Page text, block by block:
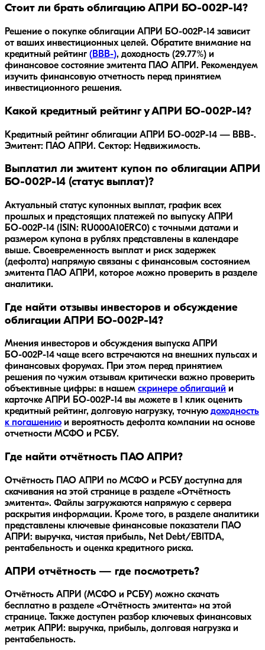
Стоит ли брать облигацию АПРИ БО-002Р-14?
Решение о покупке облигации АПРИ БО-002Р-14 зависит
от ваших инвестиционных целей. Обратите внимание на
кредитный рейтинг ( BBB-), доходность (29.77%) и
финансовое состояние эмитента ПАО АПРИ. Рекомендуем
изучить финансовую отчетность перед принятием
инвестиционного решения.
Какой кредитный рейтинг у АПРИ БО-002Р-14?
Кредитный рейтинг облигации АПРИ БО-002Р-14 — BBB-.
Эмитент: ПАО АПРИ. Сектор: Недвижимость.
Выплатил ли эмитент купон по облигации АПРИ
БО-002Р-14 (статус выплат)?
Актуальный статус купонных выплат, график всех
прошлых и предстоящих платежей по выпуску АПРИ
БО-002Р-14 (ISIN: RU000A10ERC0) с точными датами и
размером купона в рублях представлены в календаре
выше. Своевременность выплат и риск задержек
(дефолта) напрямую связаны с финансовым состоянием
эмитента ПАО АПРИ, которое можно проверить в разделе
аналитики.
Где найти отзывы инвесторов и обсуждение
облигации АПРИ БО-002Р-14?
Мнения инвесторов и обсуждения выпуска АПРИ
БО-002Р-14 чаще всего встречаются на внешних пульсах и
финансовых форумах. При этом перед принятием
решения по чужим отзывам критически важно проверить
объективные цифры: в нашем скринере облигаций и
карточке АПРИ БО-002Р-14 вы можете в 1 клик оценить
кредитный рейтинг, долговую нагрузку, точную доходность
к погашению и вероятность дефолта компании на основе
отчетности МСФО и РСБУ.
Где найти отчётность ПАО АПРИ?
Отчётность ПАО АПРИ по МСФО и РСБУ доступна для
скачивания на этой странице в разделе «Отчётность
эмитента». Файлы загружаются напрямую с сервера
раскрытия информации. Кроме того, в разделе аналитики
представлены ключевые финансовые показатели ПАО
АПРИ: выручка, чистая прибыль, Net Debt/EBITDA,
рентабельность и оценка кредитного риска.
АПРИ отчётность — где посмотреть?
Отчётность АПРИ (МСФО и РСБУ) можно скачать
бесплатно в разделе «Отчётность эмитента» на этой
странице. Также доступен разбор ключевых финансовых
метрик АПРИ: выручка, прибыль, долговая нагрузка и
рентабельность.